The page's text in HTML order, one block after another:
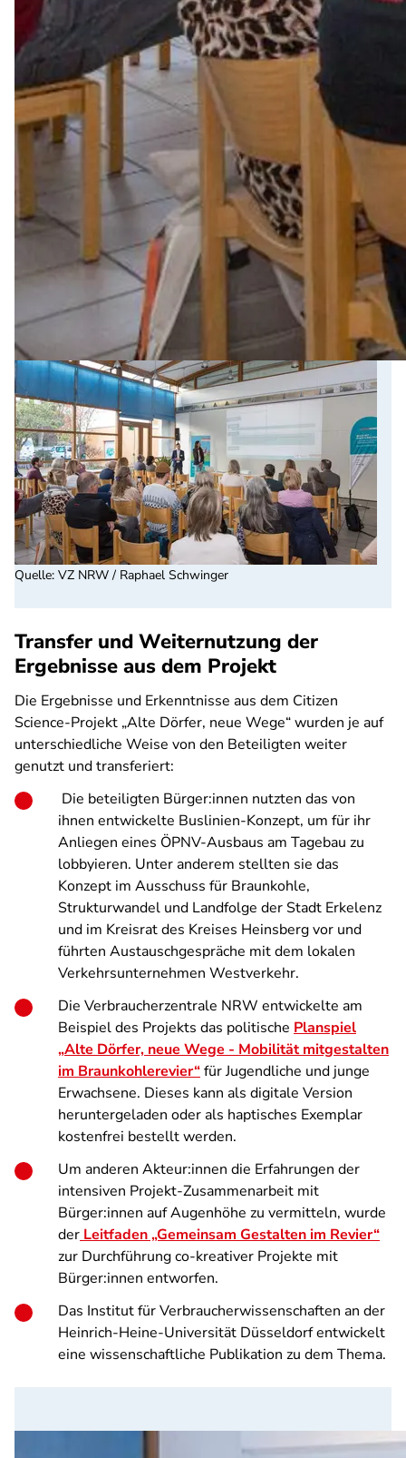
Quelle: VZ NRW / Raphael Schwinger
Transfer und Weiternutzung der
Ergebnisse aus dem Projekt
Die Ergebnisse und Erkenntnisse aus dem Citizen
Science-Projekt „Alte Dörfer, neue Wege“ wurden je auf
unterschiedliche Weise von den Beteiligten weiter
genutzt und transferiert:
Die beteiligten Bürger:innen nutzten das von
ihnen entwickelte Buslinien-Konzept, um für ihr
Anliegen eines ÖPNV-Ausbaus am Tagebau zu
lobbyieren. Unter anderem stellten sie das
Konzept im Ausschuss für Braunkohle,
Strukturwandel und Landfolge der Stadt Erkelenz
und im Kreisrat des Kreises Heinsberg vor und
führten Austauschgespräche mit dem lokalen
Verkehrsunternehmen Westverkehr.
Die Verbraucherzentrale NRW entwickelte am
Beispiel des Projekts das politische Planspiel
„Alte Dörfer, neue Wege - Mobilität mitgestalten
im Braunkohlerevier“für Jugendliche und junge
Erwachsene. Dieses kann als digitale Version
heruntergeladen oder als haptisches Exemplar
kostenfrei bestellt werden.
Um anderen Akteur:innen die Erfahrungen der
intensiven Projekt-Zusammenarbeit mit
Bürger:innen auf Augenhöhe zu vermitteln, wurde
der Leitfaden „Gemeinsam Gestalten im Revier“
zur Durchführung co-kreativer Projekte mit
Bürger:innen entworfen.
Das Institut für Verbraucherwissenschaften an der
Heinrich-Heine-Universität Düsseldorf entwickelt
eine wissenschaftliche Publikation zu dem Thema.